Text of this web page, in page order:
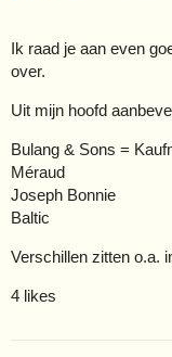
Ik raad je aan even
over.
Uit mijn hoofd
Bulang & Sons =
Méraud
Joseph Bonnie
Baltic
Verschillen zitten o.a.
4 likes